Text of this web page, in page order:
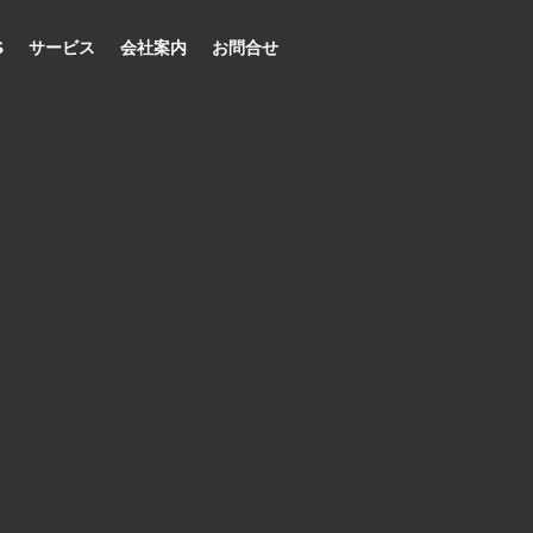
サービス 会社案内 お問合せ